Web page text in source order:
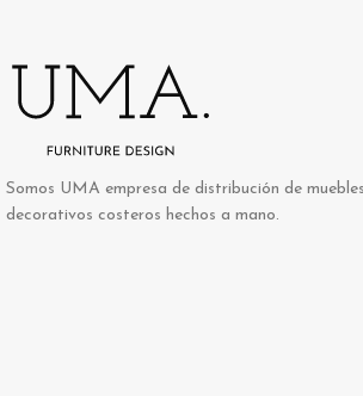
Somos UMA empresa de distribución de
decorativos costeros hechos a mano.